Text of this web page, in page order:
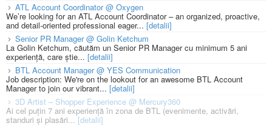
ATL Account Coordinator @ Oxygen
We’re looking for an ATL Account Coordinator – an organized, proactive,
and detail-oriented professional eager... [detalii]
Senior PR Manager @ Golin Ketchum
La Golin Ketchum, căutăm un Senior PR Manager cu minimum 5 ani
experiență, care știe... [detalii]
BTL Account Manager @ YES Communication
Job description: We're on the lookout for an awesome BTL Account
Manager to join our vibrant... [detalii]
3D Artist – Shopper Experience @ Mercury360
Ai cel puțin 7 ani experiență în zona de BTL (evenimente, activări,
standuri și plasări...[detalii]